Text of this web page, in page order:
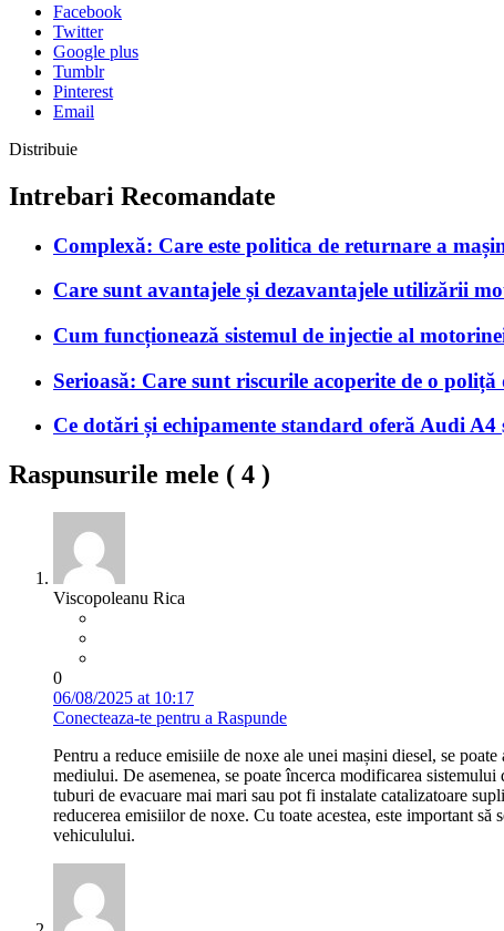
Facebook
Twitter
Google plus
Tumblr
Pinterest
Email
Distribuie
Intrebari Recomandate
Complexă: Care este politica de returnare a
Care sunt avantajele și dezavantajele utilizării
Cum funcționează sistemul de injectie al
Serioasă: Care sunt riscurile acoperite de o
Ce dotări și echipamente standard oferă Audi
Raspunsurile mele ( 4 )
Viscopoleanu Rica
0
06/08/2025 at 10:17
Conecteaza-te pentru a Raspunde
Pentru a reduce emisiile de noxe ale unei mașini diesel, se
mediului. De asemenea, se poate încerca modificarea
tuburi de evacuare mai mari sau pot fi instalate catalizatoare
reducerea emisiilor de noxe. Cu toate acestea, este important
vehiculului.